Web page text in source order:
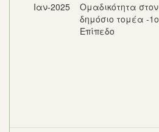
Ιαν-2025
Ομαδικότητα στον
δημόσιο τομέα -1ο
Επίπεδο